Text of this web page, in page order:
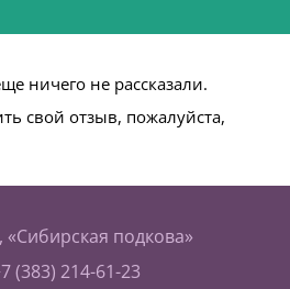
ничего не рассказали.
свой отзыв, пожалуйста,
«Сибирская подкова»
(383) 214-61-23